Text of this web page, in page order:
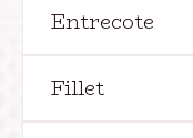
Entrecote
Fillet